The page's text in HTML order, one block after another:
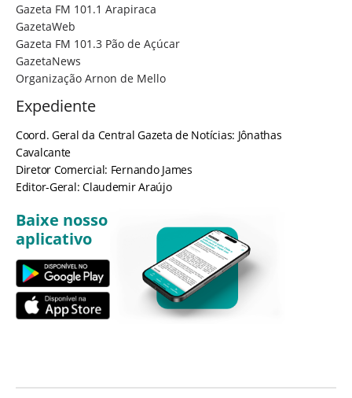
Gazeta FM 101.1 Arapiraca
GazetaWeb
Gazeta FM 101.3 Pão de Açúcar
GazetaNews
Organização Arnon de Mello
Expediente
Coord. Geral da Central Gazeta de Notícias: Jônathas
Cavalcante
Diretor Comercial: Fernando James
Editor-Geral: Claudemir Araújo
Baixe nosso
aplicativo